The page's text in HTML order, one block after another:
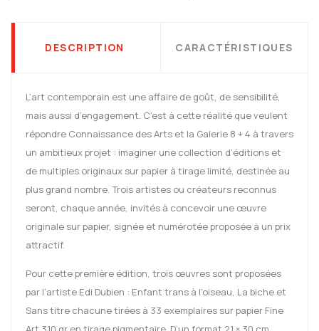
DESCRIPTION CARACTÉRISTIQUES
L’art contemporain est une affaire de goût, de sensibilité,
mais aussi d’engagement. C’est à cette réalité que veulent
répondre Connaissance des Arts et la Galerie 8 + 4 à travers
un ambitieux projet : imaginer une collection d’éditions et
de multiples originaux sur papier à tirage limité, destinée au
plus grand nombre. Trois artistes ou créateurs reconnus
seront, chaque année, invités à concevoir une œuvre
originale sur papier, signée et numérotée proposée à un prix
attractif.
Pour cette première édition, trois œuvres sont proposées
par l’artiste Edi Dubien : Enfant trans à l’oiseau, La biche et
Sans titre chacune tirées à 33 exemplaires sur papier Fine